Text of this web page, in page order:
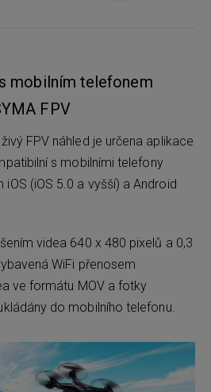
mobilním telefonem
FPV
FPV náhled je určena aplikace
s mobilními telefony
(iOS 5.0 a vyšší) a Android
videa 640 x 480 pixelů a 0,3
WiFi přenosem
ve formátu MOV a fotky
do mobilního telefonu.